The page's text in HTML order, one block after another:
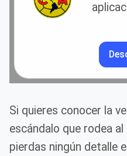
Si quieres conocer la
escándalo que rodea
pierdas ningún detalle